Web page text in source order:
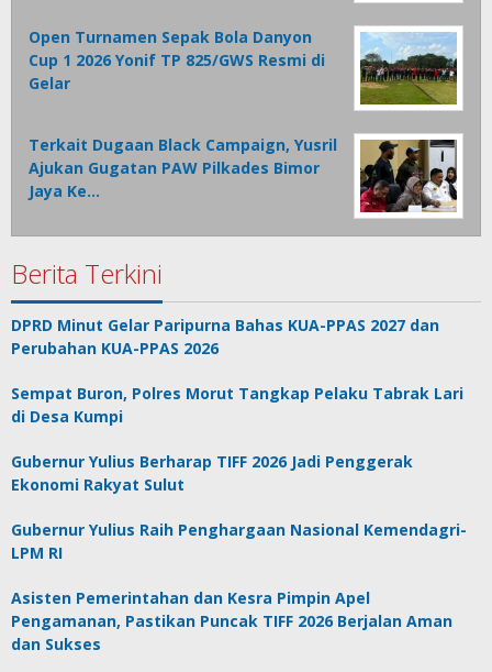
Open Turnamen Sepak Bola Danyon
Cup 1 2026 Yonif TP 825/GWS Resmi di
Gelar
Terkait Dugaan Black Campaign, Yusril
Ajukan Gugatan PAW Pilkades Bimor
Jaya Ke…
Berita Terkini
DPRD Minut Gelar Paripurna Bahas KUA-PPAS 2027 dan
Perubahan KUA-PPAS 2026
Sempat Buron, Polres Morut Tangkap Pelaku Tabrak Lari
di Desa Kumpi
Gubernur Yulius Berharap TIFF 2026 Jadi Penggerak
Ekonomi Rakyat Sulut
Gubernur Yulius Raih Penghargaan Nasional Kemendagri-
LPM RI
Asisten Pemerintahan dan Kesra Pimpin Apel
Pengamanan, Pastikan Puncak TIFF 2026 Berjalan Aman
dan Sukses